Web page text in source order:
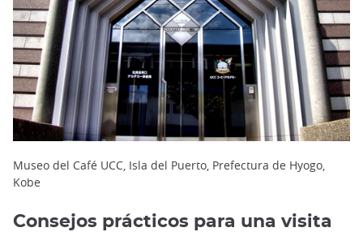
Museo del Café UCC, Isla del Puerto, Prefectura de Hyogo,
Kobe
Consejos prácticos para una visita